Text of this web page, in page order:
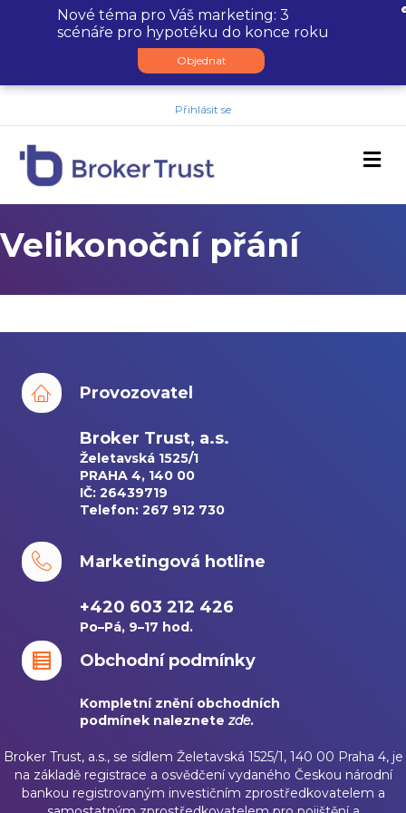
Přihlásit se
Velikonoční přání
Provozovatel
Broker Trust, a.s.
Želetavská 1525/1
PRAHA 4, 140 00
IČ: 26439719
Telefon: 267 912 730
Marketingová hotline
+420 603 212 426
Po–Pá, 9–17 hod.
Obchodní podmínky
Kompletní znění obchodních
podmínek naleznetezde.
Broker Trust, a.s., se sídlem Želetavská 1525/1, 140 00 Praha 4, je
na základě registrace a osvědčení vydaného Českou národní
bankou registrovaným investičním zprostředkovatelem a
Nové téma pro Váš marketing: 3
scénáře pro hypotéku do konce roku
Objednat